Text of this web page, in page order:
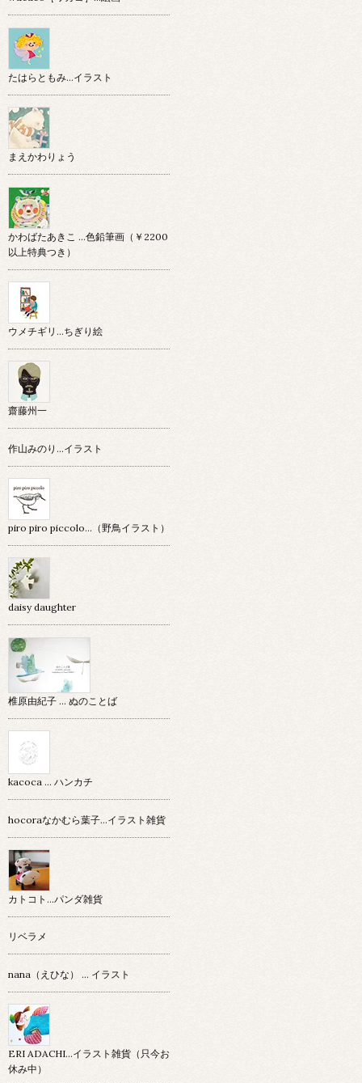
たはらともみ…イラスト
まえかわりょう
かわばたあきこ …色鉛筆画（￥2200
以上特典つき）
ウメチギリ…ちぎり絵
齋藤州一
作山みのり…イラスト
piro piro piccolo…（野鳥イラスト）
daisy daughter
椎原由紀子 ... ぬのことば
kacoca ... ハンカチ
hocoraなかむら葉子…イラスト雑貨
カトコト…パンダ雑貨
リベラメ
nana（えひな） … イラスト
ERI ADACHI...イラスト雑貨（只今お
休み中）